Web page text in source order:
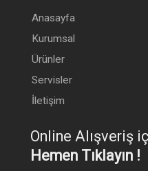
Anasayfa
Kurumsal
Ürünler
Servisler
İletişim
Online Alışveriş
Hemen Tıklayın !